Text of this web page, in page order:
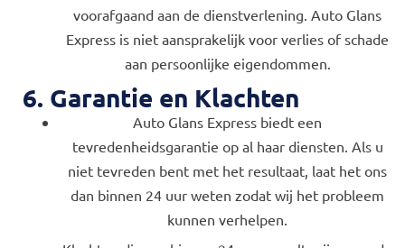
voorafgaand aan de dienstverlening. Auto Glans
Express is niet aansprakelijk voor verlies of schade
aan persoonlijke eigendommen.
6. Garantie en Klachten
Auto Glans Express biedt een
tevredenheidsgarantie op al haar diensten. Als u
niet tevreden bent met het resultaat, laat het ons
dan binnen 24 uur weten zodat wij het probleem
kunnen verhelpen.